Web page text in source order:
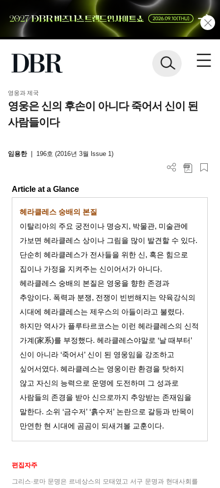
영웅과 제국
영웅은 신의 후손이 아니다 죽어서 신이 된
사람들이다
임용한 196호 (2016년 3월 lssue 1)
Article at a Glance
헤라클레스 숭배의 본질
이탈리아의 주요 궁전이나 명승지 , 박물관, 미술관에
가보면 헤라클레스 상이나 그림을 많이 발견할 수 있다.
단순히 헤라클레스가 전사들을 위한 신 , 혹은 힘으로
집이나 가정을 지켜주는 신이어서가 아니다.
헤라클레스 숭배의 본질은 영웅을 향한 존경과
추앙이다. 폭력과 분쟁, 전쟁이 빈번해지는 약육강식의
시대에 헤라클레스는 제우스의 아들이라고 불렸다.
하지만 역사가 플루타르코스는 이런 헤라클레스의 신적
가계 (家系)를 부정했다.헤라클레스야말로 ‘날 때부터 ’
신이 아니라 ‘죽어서 ’ 신이 된 영웅임을 강조하고
싶어서였다.헤라클레스는 영웅이란 환경을 탓하지
않고 자신의 능력으로 운명에 도전하며 그 성과로
사람들의 존경을 받아 신으로까지 추앙받는 존재임을
말한다. 소위 ‘금수저 ’ ‘흙수저 ’ 논란으로 갈등과 반목이
만연한 현 시대에 곰곰이 되새겨볼 교훈이다.
편집자주
그리스·로마 문명은 르네상스의 모태였고 서구 문명과 현대사회를